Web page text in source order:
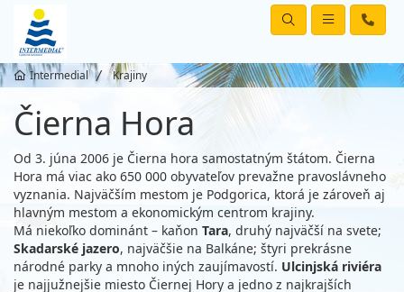
Intermedial Krajiny
Čierna Hora
Od 3. júna 2006 je Čierna hora samostatným štátom. Čierna
Hora má viac ako 650 000 obyvateľov prevažne pravoslávneho
vyznania. Najväčším mestom je Podgorica, ktorá je zároveň aj
hlavným mestom a ekonomickým centrom krajiny.
Má niekoľko dominánt – kaňon Tara, druhý najväčší na svete;
Skadarské jazero, najväčšie na Balkáne; štyri prekrásne
národné parky a mnoho iných zaujímavostí. Ulcinjská riviéra
je najjužnejšie miesto Čiernej Hory a jedno z najkrajších